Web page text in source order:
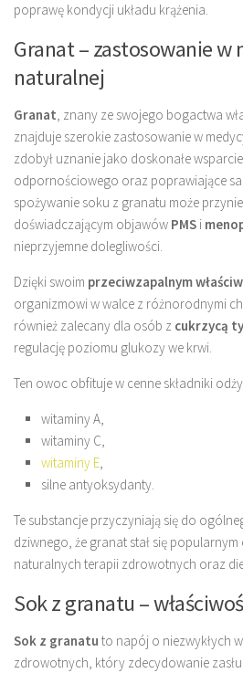
poprawę kondycji układu krążenia.
Granat – zastosowanie w
naturalnej
Granat, znany ze swojego bogactwa
znajduje szerokie zastosowanie w
zdobył uznanie jako doskonałe
odpornościowego oraz poprawiające
spożywanie soku z granatu może
doświadczającym objawów PMS i
nieprzyjemne dolegliwości.
Dzięki swoim przeciwzapalnym
organizmowi w walce z różnorodnymi
również zalecany dla osób z cukrzycą
regulację poziomu glukozy we krwi.
Ten owoc obfituje w cenne składniki
witaminy A,
witaminy C,
witaminy E,
silne antyoksydanty.
Te substancje przyczyniają się do
dziwnego, że granat stał się popularnym
naturalnych terapii zdrowotnych oraz
Sok z granatu –
Sok z granatu to napój o niezwykłych
zdrowotnych, który zdecydowanie